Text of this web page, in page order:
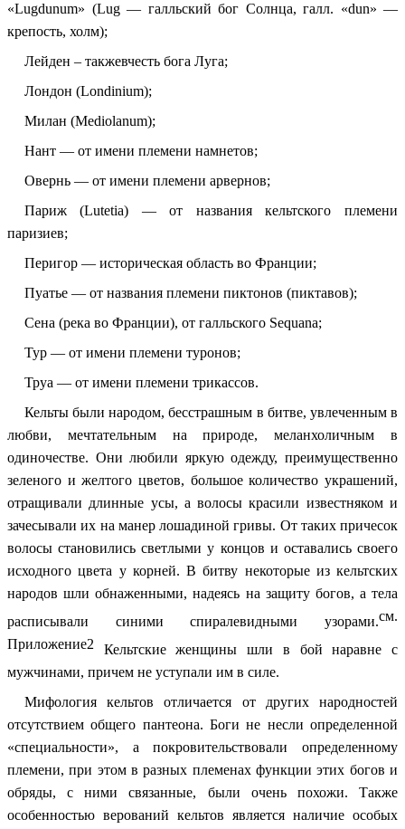
«Lugdunum» (Lug — галльский бог Солнца, галл. «dun» —
крепость, холм);
Лейден – такжевчесть бога Луга;
Лондон (Londinium);
Милан (Mediolanum);
Нант — от имени племени намнетов;
Овернь — от имени племени арвернов;
Париж (Lutetia) — от названия кельтского племени
паризиев;
Перигор — историческая область во Франции;
Пуатье — от названия племени пиктонов (пиктавов);
Сена (река во Франции), от галльского Sequana;
Тур — от имени племени туронов;
Труа — от имени племени трикассов.
Кельты были народом, бесстрашным в битве, увлеченным в
любви, мечтательным на природе, меланхоличным в
одиночестве. Они любили яркую одежду, преимущественно
зеленого и желтого цветов, большое количество украшений,
отращивали длинные усы, а волосы красили известняком и
зачесывали их на манер лошадиной гривы. От таких причесок
волосы становились светлыми у концов и оставались своего
исходного цвета у корней. В битву некоторые из кельтских
народов шли обнаженными, надеясь на защиту богов, а тела
расписывали синими спиралевидными узорами.см.
Приложение2 Кельтские женщины шли в бой наравне с
мужчинами, причем не уступали им в силе.
Мифология кельтов отличается от других народностей
отсутствием общего пантеона. Боги не несли определенной
«специальности», а покровительствовали определенному
племени, при этом в разных племенах функции этих богов и
обряды, с ними связанные, были очень похожи. Также
особенностью верований кельтов является наличие особых